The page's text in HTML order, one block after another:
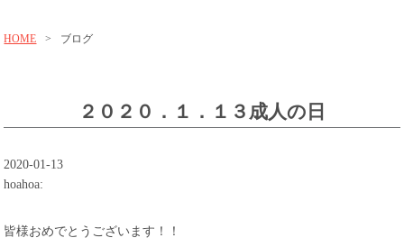
HOME > ブログ
２０２０．１．１３成人の日
2020-01-13
hoahoa:
皆様おめでとうございます！！